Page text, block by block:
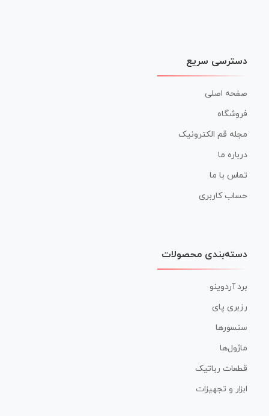
دسترسی سریع
صفحه اصلی
فروشگاه
مجله قم الکترونیک
درباره ما
تماس با ما
حساب کاربری
دسته‌بندی محصولات
برد آردوینو
رزبری پای
سنسورها
ماژول‌ها
قطعات رباتیک
ابزار و تجهیزات